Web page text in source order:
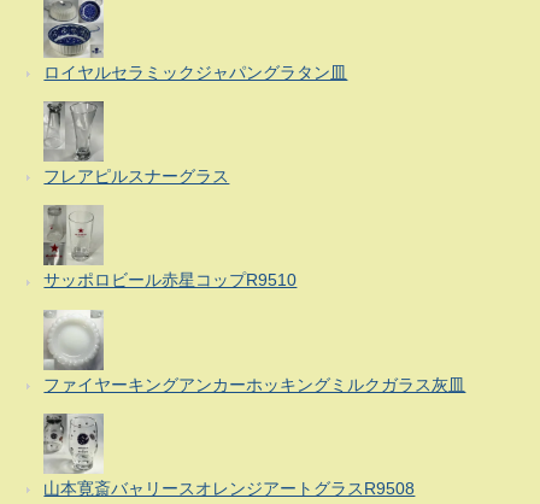
ロイヤルセラミックジャパングラタン皿
フレアピルスナーグラス
サッポロビール赤星コップR9510
ファイヤーキングアンカーホッキングミルクガラス灰皿
山本寛斎バャリースオレンジアートグラスR9508